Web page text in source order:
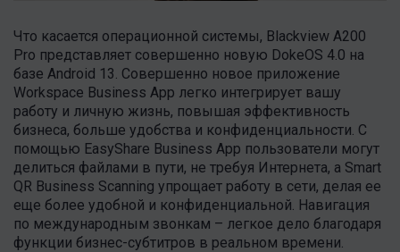
Что касается операционной системы, Blackview A200
Pro представляет совершенно новую DokeOS 4.0 на
базе Android 13. Совершенно новое приложение
Workspace Business App легко интегрирует вашу
работу и личную жизнь, повышая эффективность
бизнеса, больше удобства и конфиденциальности. С
помощью EasyShare Business App пользователи могут
делиться файлами в пути, не требуя Интернета, а Smart
QR Business Scanning упрощает работу в сети, делая ее
еще более удобной и конфиденциальной. Навигация
по международным звонкам – легкое дело благодаря
функции бизнес-субтитров в реальном времени.